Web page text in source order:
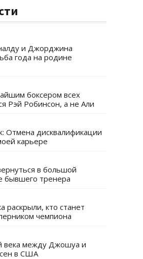
и Джорджина
года на родине
боксером всех
Рэй Робинсон, а не Али
Отмена дисквалификации
карьере
в большой
бывшего тренера
раскрыли, кто станет
чемпиона
века между Джошуа и
в США